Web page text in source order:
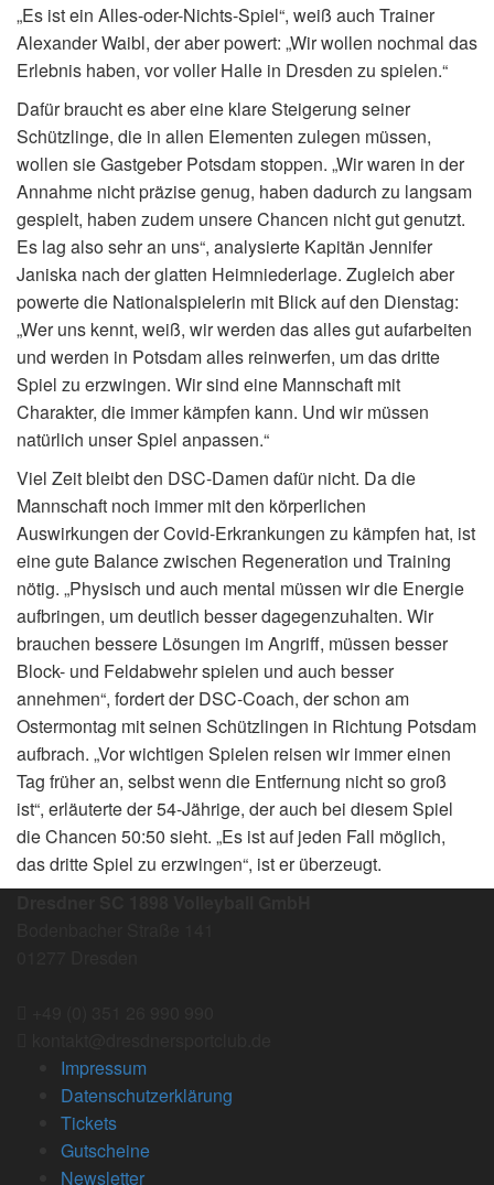
„Es ist ein Alles-oder-Nichts-Spiel“, weiß auch Trainer
Alexander Waibl, der aber powert: „Wir wollen nochmal das
Erlebnis haben, vor voller Halle in Dresden zu spielen.“
Dafür braucht es aber eine klare Steigerung seiner
Schützlinge, die in allen Elementen zulegen müssen,
wollen sie Gastgeber Potsdam stoppen. „Wir waren in der
Annahme nicht präzise genug, haben dadurch zu langsam
gespielt, haben zudem unsere Chancen nicht gut genutzt.
Es lag also sehr an uns“, analysierte Kapitän Jennifer
Janiska nach der glatten Heimniederlage. Zugleich aber
powerte die Nationalspielerin mit Blick auf den Dienstag:
„Wer uns kennt, weiß, wir werden das alles gut aufarbeiten
und werden in Potsdam alles reinwerfen, um das dritte
Spiel zu erzwingen. Wir sind eine Mannschaft mit
Charakter, die immer kämpfen kann. Und wir müssen
natürlich unser Spiel anpassen.“
Viel Zeit bleibt den DSC-Damen dafür nicht. Da die
Mannschaft noch immer mit den körperlichen
Auswirkungen der Covid-Erkrankungen zu kämpfen hat, ist
eine gute Balance zwischen Regeneration und Training
nötig. „Physisch und auch mental müssen wir die Energie
aufbringen, um deutlich besser dagegenzuhalten. Wir
brauchen bessere Lösungen im Angriff, müssen besser
Block- und Feldabwehr spielen und auch besser
annehmen“, fordert der DSC-Coach, der schon am
Ostermontag mit seinen Schützlingen in Richtung Potsdam
aufbrach. „Vor wichtigen Spielen reisen wir immer einen
Tag früher an, selbst wenn die Entfernung nicht so groß
ist“, erläuterte der 54-Jährige, der auch bei diesem Spiel
die Chancen 50:50 sieht. „Es ist auf jeden Fall möglich,
das dritte Spiel zu erzwingen“, ist er überzeugt.
Impressum
Datenschutzerklärung
Tickets
Gutscheine
Newsletter